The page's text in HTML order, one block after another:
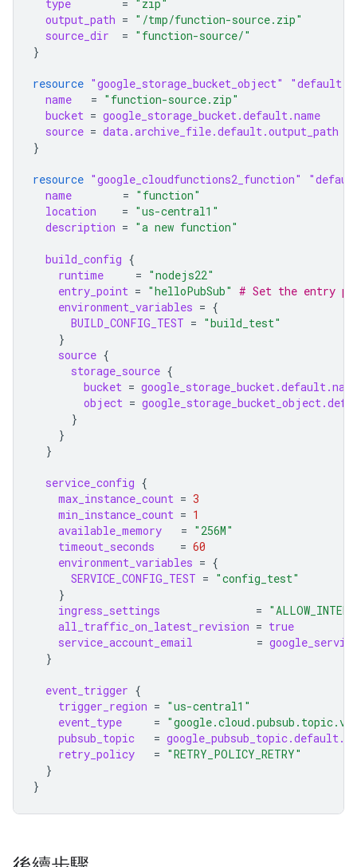
type = "zip"
output_path = "/tmp/function-source.zip"
source_dir
= "function-source/"
}
resource "google_storage_bucket_object" "default"
name
= "function-source.zip"
bucket = google_storage_bucket.default.name
source = data.archive_file.default.output_path
}
resource "google_cloudfunctions2_function"
name
= "function"
location
= "us-central1"
description = "a new function"
build_config {
runtime
= "nodejs22"
entry_point = "helloPubSub" # Set the entry
environment_variables = {
BUILD_CONFIG_TEST = "build_test"
}
source {
storage_source {
bucket =
object =
}
}
}
service_config {
max_instance_count = 3
min_instance_count = 1
available_memory
= "256M"
timeout_seconds
= 60
environment_variables = {
SERVICE_CONFIG_TEST = "config_test"
}
ingress_settings
=
all_traffic_on_latest_revision = true
service_account_email
=
}
event_trigger {
trigger_region = "us-central1"
event_type
=
pubsub_topic
= google_pubsub_topic.default.id
retry_policy
= "RETRY_POLICY_RETRY"
}
}